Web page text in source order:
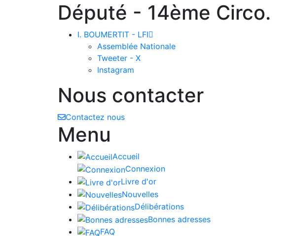
Député - 14ème Circo.
I. BOUMERTIT - LFI
Assemblée Nationale
Tweeter - X
Instagram
Nous contacter
Contactez nous
Menu
Accueil
Connexion
Livre d'or
Nouvelles
Délibérations
Bonnes adresses
FAQ